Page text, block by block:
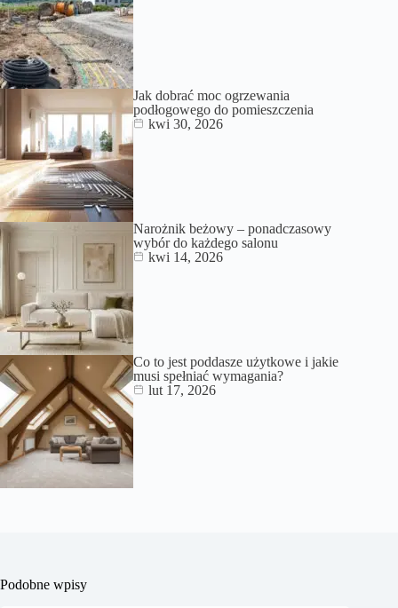
Jak dobrać moc ogrzewania
podłogowego do pomieszczenia
kwi 30, 2026
Narożnik beżowy – ponadczasowy
wybór do każdego salonu
kwi 14, 2026
Co to jest poddasze użytkowe i jakie
musi spełniać wymagania?
lut 17, 2026
Podobne wpisy